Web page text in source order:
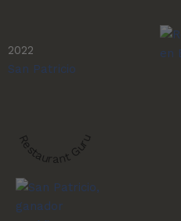
2022
San Patricio
Restaurant Guru